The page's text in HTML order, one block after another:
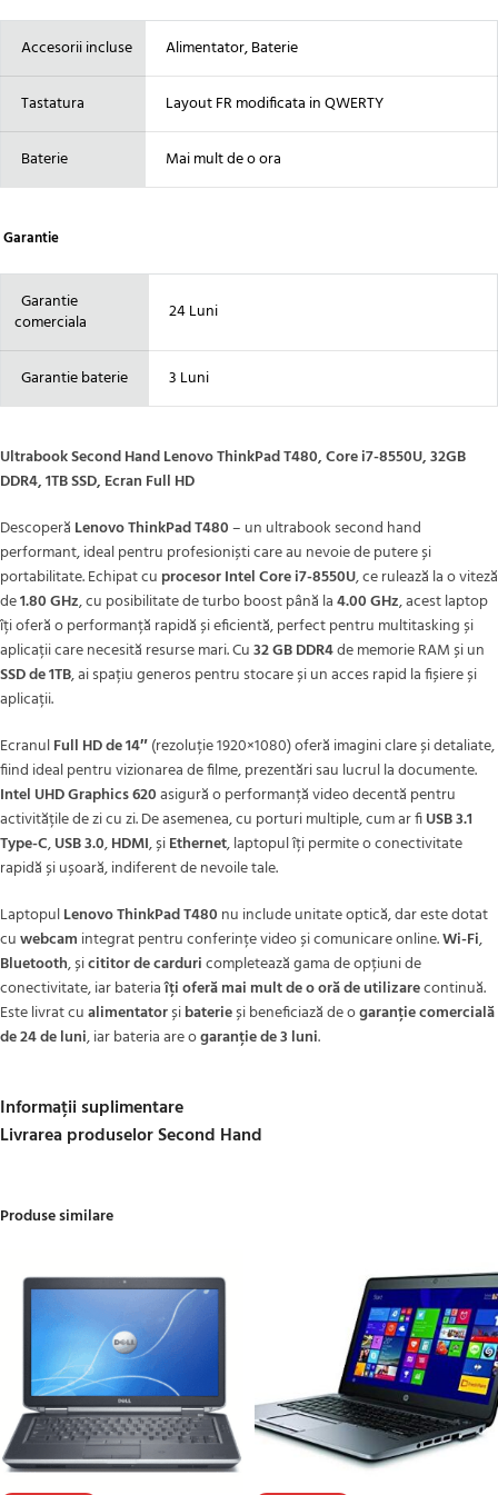
Accesorii incluse Alimentator, Baterie
Tastatura Layout FR modificata in QWERTY
Baterie Mai mult de o ora
Garantie
Garantie
comerciala
24 Luni
Garantie baterie 3 Luni
Ultrabook Second Hand Lenovo ThinkPad T480, Core i7-8550U, 32GB
DDR4, 1TB SSD, Ecran Full HD
Descoperă Lenovo ThinkPad T480– un ultrabook second hand
performant, ideal pentru profesioniști care au nevoie de putere și
portabilitate. Echipat cu procesor Intel Core i7-8550U, ce rulează la o viteză
de1.80 GHz, cu posibilitate de turbo boost până la4.00 GHz, acest laptop
îți oferă o performanță rapidă și eficientă, perfect pentru multitasking și
aplicații care necesită resurse mari. Cu32 GB DDR4de memorie RAM și un
SSD de 1TB, ai spațiu generos pentru stocare și un acces rapid la fișiere și
aplicații.
EcranulFull HD de 14″(rezoluție 1920×1080) oferă imagini clare și detaliate,
fiind ideal pentru vizionarea de filme, prezentări sau lucrul la documente.
Intel UHD Graphics 620asigură o performanță video decentă pentru
activitățile de zi cu zi. De asemenea, cu porturi multiple, cum ar fiUSB 3.1
Type-C,USB 3.0,HDMI, șiEthernet, laptopul îți permite o conectivitate
rapidă și ușoară, indiferent de nevoile tale.
LaptopulLenovo ThinkPad T480 nu include unitate optică, dar este dotat
cuwebcam integrat pentru conferințe video și comunicare online.Wi-Fi,
Bluetooth, șicititor de carduricompletează gama de opțiuni de
conectivitate, iar bateriaîți oferă mai mult de o oră de utilizarecontinuă.
Este livrat cualimentatorșibaterieși beneficiază de ogaranție comercială
de 24 de luni, iar bateria are ogaranție de 3 luni.
Informații suplimentare
Livrarea produselor Second Hand
Produse similare